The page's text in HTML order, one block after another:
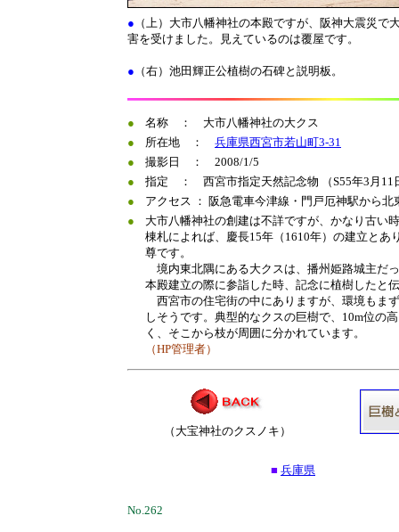
● （上）大市八幡神社の本殿ですが、阪神大震災で
害を受けました。見えているのは覆屋です。
● （右）池田輝正公植樹の石碑と説明板。
●
名称 ： 大市八幡神社の大クス
●
所在地 ： 兵庫県西宮市若山町3-31
●
撮影日 ： 2008/1/5
●
指定 ： 西宮市指定天然記念物 （S55年3月11
●
アクセス ： 阪急電車今津線・門戸厄神駅から北
●
大市八幡神社の創建は不詳ですが、かなり古い
棟札によれば、慶長15年（1610年）の建立とあ
尊です。
境内東北隅にある大クスは、播州姫路城主だ
本殿建立の際に参詣した時、記念に植樹したと
西宮市の住宅街の中にありますが、環境もま
しそうです。典型的なクスの巨樹で、10m位の
く、そこから枝が周囲に分かれています。
（HP管理者）
（大宝神社のクスノキ）
■ 兵庫県
No.262